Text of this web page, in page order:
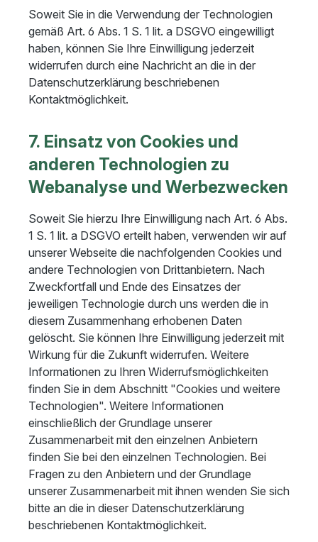
Soweit Sie in die Verwendung der Technologien
gemäß Art. 6 Abs. 1 S. 1 lit. a DSGVO eingewilligt
haben, können Sie Ihre Einwilligung jederzeit
widerrufen durch eine Nachricht an die in der
Datenschutzerklärung beschriebenen
Kontaktmöglichkeit.
7. Einsatz von Cookies und
anderen Technologien zu
Webanalyse und Werbezwecken
Soweit Sie hierzu Ihre Einwilligung nach Art. 6 Abs.
1 S. 1 lit. a DSGVO erteilt haben, verwenden wir auf
unserer Webseite die nachfolgenden Cookies und
andere Technologien von Drittanbietern. Nach
Zweckfortfall und Ende des Einsatzes der
jeweiligen Technologie durch uns werden die in
diesem Zusammenhang erhobenen Daten
gelöscht. Sie können Ihre Einwilligung jederzeit mit
Wirkung für die Zukunft widerrufen. Weitere
Informationen zu Ihren Widerrufsmöglichkeiten
finden Sie in dem Abschnitt "Cookies und weitere
Technologien". Weitere Informationen
einschließlich der Grundlage unserer
Zusammenarbeit mit den einzelnen Anbietern
finden Sie bei den einzelnen Technologien. Bei
Fragen zu den Anbietern und der Grundlage
unserer Zusammenarbeit mit ihnen wenden Sie sich
bitte an die in dieser Datenschutzerklärung
beschriebenen Kontaktmöglichkeit.